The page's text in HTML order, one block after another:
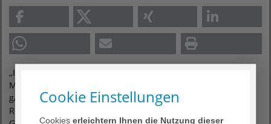
„Im Top Management brauchen wir die Besten“, sagt Dr.
Markus Horneber, Vorstandsvorsitzender der AGAPLESION
gAG. „Trotz der großen Herausforderungen und
Regulierungen auf dem Gesundheitsmarkt bestehen für
Cookie Einstellungen
Cookieserleichtern Ihnen die Nutzung dieser